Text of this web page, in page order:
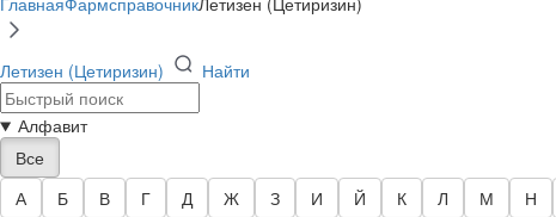
Летизен (Цетиризин) Найти
Алфавит
Все
А
Б В Г Д Ж З И Й К Л М Н